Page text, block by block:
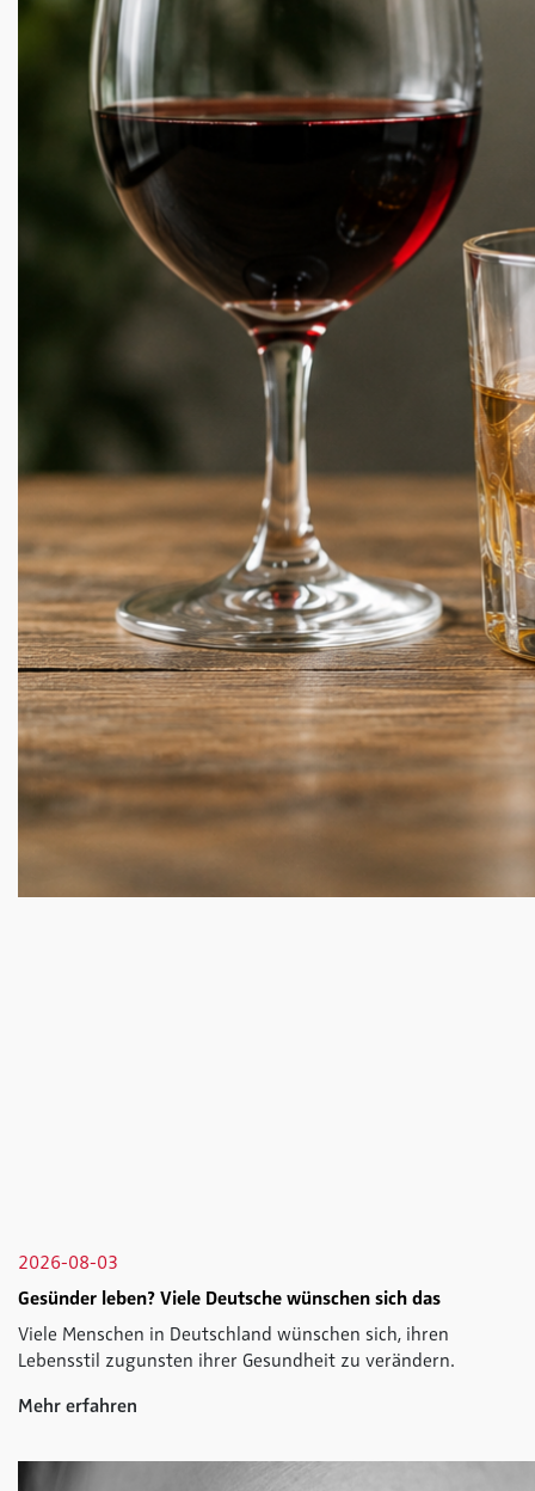
2026-08-03
Gesünder leben? Viele Deutsche wünschen sich das
Viele Menschen in Deutschland wünschen sich, ihren
Lebensstil zugunsten ihrer Gesundheit zu verändern.
Mehr erfahren